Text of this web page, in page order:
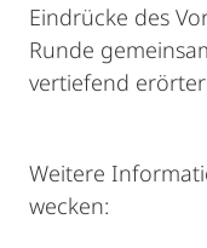
Eindrücke des
Runde
vertiefend
Weitere
wecken: